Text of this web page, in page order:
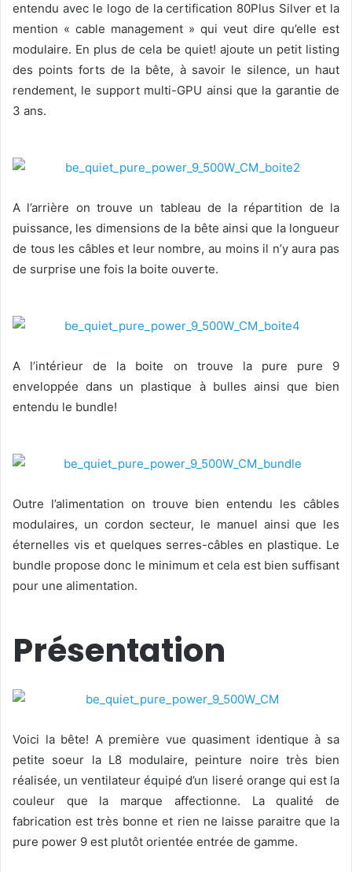
entendu avec le logo de la certification 80Plus Silver et la
mention « cable management » qui veut dire qu’elle est
modulaire. En plus de cela be quiet! ajoute un petit listing
des points forts de la bête, à savoir le silence, un haut
rendement, le support multi-GPU ainsi que la garantie de
3 ans.
A l’arrière on trouve un tableau de la répartition de la
puissance, les dimensions de la bête ainsi que la longueur
de tous les câbles et leur nombre, au moins il n’y aura pas
de surprise une fois la boite ouverte.
A l’intérieur de la boite on trouve la pure pure 9
enveloppée dans un plastique à bulles ainsi que bien
entendu le bundle!
Outre l’alimentation on trouve bien entendu les câbles
modulaires, un cordon secteur, le manuel ainsi que les
éternelles vis et quelques serres-câbles en plastique. Le
bundle propose donc le minimum et cela est bien suffisant
pour une alimentation.
Présentation
Voici la bête! A première vue quasiment identique à sa
petite soeur la L8 modulaire, peinture noire très bien
réalisée, un ventilateur équipé d’un liseré orange qui est la
couleur que la marque affectionne. La qualité de
fabrication est très bonne et rien ne laisse paraitre que la
pure power 9 est plutôt orientée entrée de gamme.